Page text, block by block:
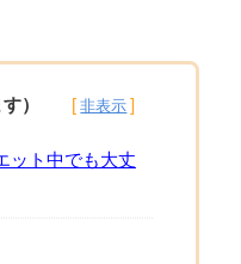
）
ット中でも大丈